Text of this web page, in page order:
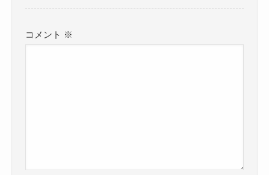
コメント ※